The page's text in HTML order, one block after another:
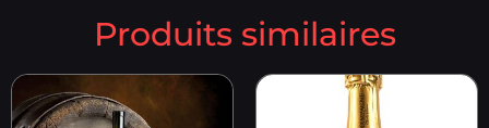
Produits similaires